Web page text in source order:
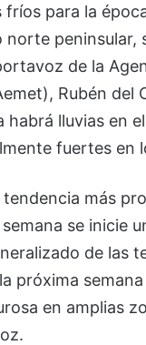
fríos para la
norte peninsular,
de la
Rubén del
habrá lluvias en
fuertes en
más
se inicie
de las
próxima
en amplias